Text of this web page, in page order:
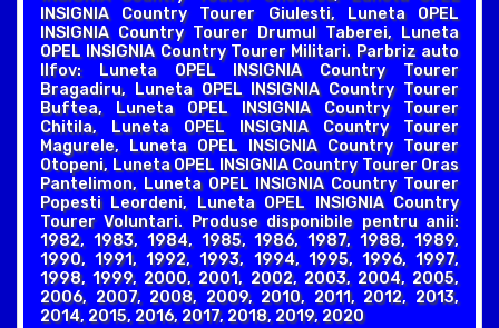
INSIGNIA Country Tourer Giulesti, Luneta OPEL
INSIGNIA Country Tourer Drumul Taberei, Luneta
OPEL INSIGNIA Country Tourer Militari. Parbriz auto
Ilfov: Luneta OPEL INSIGNIA Country Tourer
Bragadiru, Luneta OPEL INSIGNIA Country Tourer
Buftea, Luneta OPEL INSIGNIA Country Tourer
Chitila, Luneta OPEL INSIGNIA Country Tourer
Magurele, Luneta OPEL INSIGNIA Country Tourer
Otopeni, Luneta OPEL INSIGNIA Country Tourer Oras
Pantelimon, Luneta OPEL INSIGNIA Country Tourer
Popesti Leordeni, Luneta OPEL INSIGNIA Country
Tourer Voluntari. Produse disponibile pentru anii:
1982, 1983, 1984, 1985, 1986, 1987, 1988, 1989,
1990, 1991, 1992, 1993, 1994, 1995, 1996, 1997,
1998, 1999, 2000, 2001, 2002, 2003, 2004, 2005,
2006, 2007, 2008, 2009, 2010, 2011, 2012, 2013,
2014, 2015, 2016, 2017, 2018, 2019, 2020